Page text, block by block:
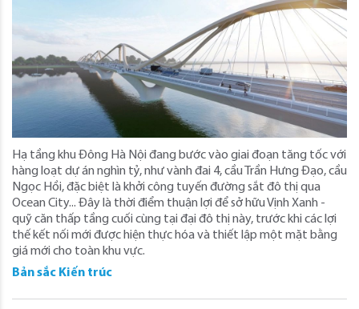
Hạ tầng khu Đông Hà Nội đang bước vào giai đoạn tăng tốc với
hàng loạt dự án nghìn tỷ, như vành đai 4, cầu Trần Hưng Đạo, cầu
Ngọc Hồi, đặc biệt là khởi công tuyến đường sắt đô thị qua
Ocean City... Đây là thời điểm thuận lợi để sở hữu Vịnh Xanh -
quỹ căn thấp tầng cuối cùng tại đại đô thị này, trước khi các lợi
thế kết nối mới được hiện thực hóa và thiết lập một mặt bằng
giá mới cho toàn khu vực.
Bản sắc Kiến trúc